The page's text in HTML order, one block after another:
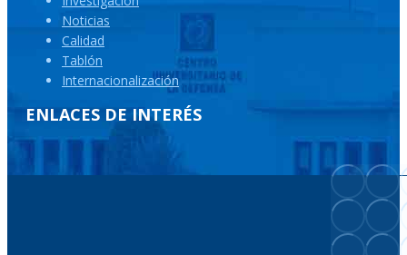
Noticias
Calidad
Tablón
Internacionalización
ENLACES DE INTERÉS